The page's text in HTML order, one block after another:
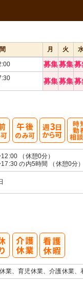
月 火
募集募集募
募集募集募
（休憩0分）
の内5時間 （休憩0分）
業、育児休業、介護休業、